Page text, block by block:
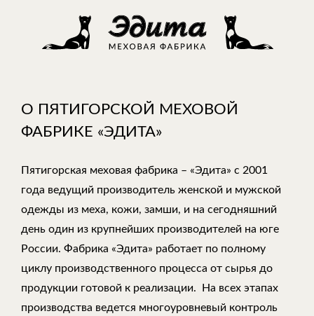
О ПЯТИГОРСКОЙ МЕХОВОЙ
ФАБРИКЕ «ЭДИТА»
Пятигорская меховая фабрика – «Эдита» с 2001
года ведущий производитель женской и мужской
одежды из меха, кожи, замши, и на сегодняшний
день один из крупнейших производителей на юге
России. Фабрика «Эдита» работает по полному
циклу производственного процесса от сырья до
продукции готовой к реализации. На всех этапах
производства ведется многоуровневый контроль